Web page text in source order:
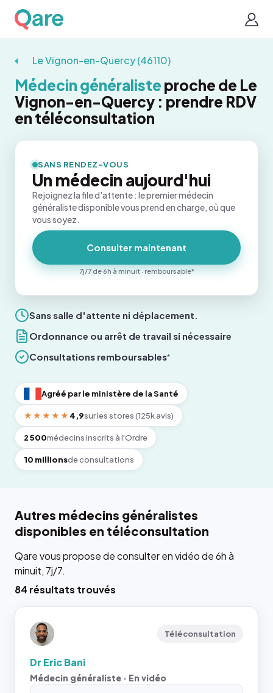
Le Vignon-en-Quercy (46110)
Médecin généraliste proche de Le
Vignon-en-Quercy : prendre RDV
en téléconsultation
Sans salle d'attente ni déplacement.
Ordonnance ou arrêt de travail si nécessaire
Consultations remboursables*
Agréé par le ministère de la Santé
★★★★★ 4,9sur les stores (125k avis)
2 500médecins inscrits à l'Ordre
10 millionsde consultations
SANS RENDEZ-VOUS
Un médecin aujourd'hui
Rejoignez la file d'attente : le premier médecin
généraliste disponible vous prend en charge, où que
vous soyez.
Consulter maintenant
7j/7 de 6h à minuit · remboursable*
Autres médecins généralistes
disponibles en téléconsultation
Qare vous propose de consulter en vidéo de 6h à
minuit, 7j/7.
84 résultats trouvés
Téléconsultation
Dr Eric Bani
Médecin généraliste · En vidéo